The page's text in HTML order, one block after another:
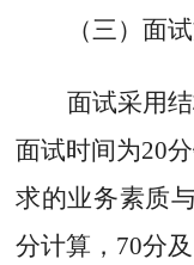
（三）面试
面试采用
面试时间为20
求的业务素质
分计算， 70分